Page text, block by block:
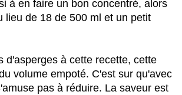
à en faire un bon concentré, alors
lieu de 18 de 500 ml et un petit
d'asperges à cette recette, cette
volume empoté. C'est sur qu'avec
pas à réduire. La saveur est